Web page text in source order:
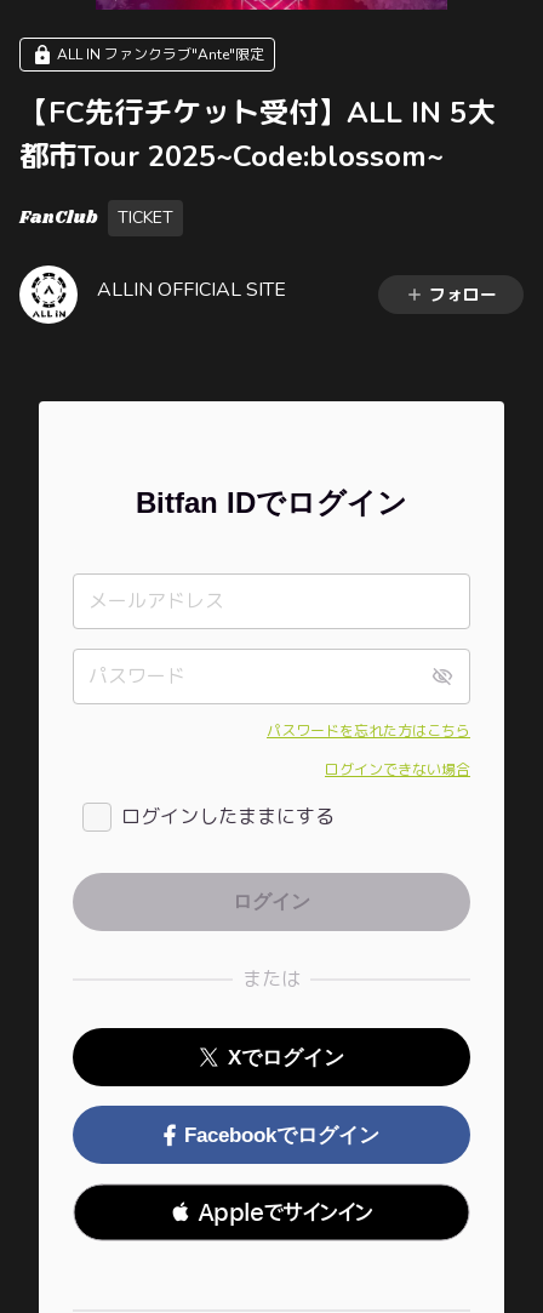
ALL IN ファンクラブ"Ante"限定
【FC先行チケット受付】ALL IN 5大
都市Tour 2025~Code:blossom~
FanClub TICKET
ALLIN OFFICIAL SITE フォロー
Bitfan IDでログイン
パスワードを忘れた方はこちら
ログインできない場合
ログインしたままにする
または
Xでログイン
Facebookでログイン
 Appleでサインイン